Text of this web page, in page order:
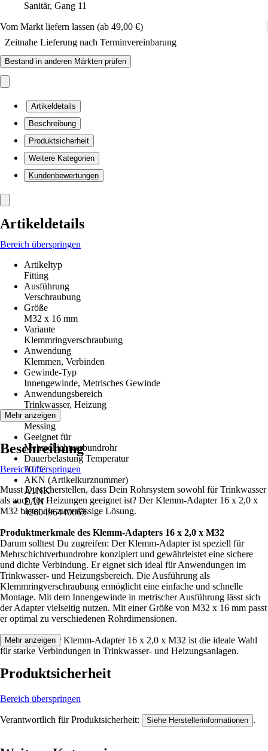
Sanitär, Gang 11
Vom Markt liefern lassen (ab 49,00 €)
Zeitnahe Lieferung nach Terminvereinbarung
Bestand in anderen Märkten prüfen
Artikeldetails
Beschreibung
Produktsicherheit
Weitere Kategorien
Kundenbewertungen
Artikeldetails
Bereich überspringen
Artikeltyp
Fitting
Ausführung
Verschraubung
Größe
M32 x 16 mm
Variante
Klemmringverschraubung
Anwendung
Klemmen, Verbinden
Gewinde-Typ
Innengewinde, Metrisches Gewinde
Anwendungsbereich
Trinkwasser, Heizung
Material
Messing
Geeignet für
Mehrschichtverbundrohr
Dauerbelastung Temperatur
70 °C
AKN (Artikelkurznummer)
A1NK
EAN
4260496440063
Mehr anzeigen
Beschreibung
Bereich überspringen
Musst Du sicherstellen, dass Dein Rohrsystem sowohl für Trinkwasser
als auch für Heizungen geeignet ist? Der Klemm-Adapter 16 x 2,0 x
M32 bietet die zuverlässige Lösung.
Produktmerkmale des Klemm-Adapters 16 x 2,0 x M32
Darum solltest Du zugreifen: Der Klemm-Adapter ist speziell für
Mehrschichtverbundrohre konzipiert und gewährleistet eine sichere
und dichte Verbindung. Er eignet sich ideal für Anwendungen im
Trinkwasser- und Heizungsbereich. Die Ausführung als
Klemmringverschraubung ermöglicht eine einfache und schnelle
Montage. Mit dem Innengewinde in metrischer Ausführung lässt sich
der Adapter vielseitig nutzen. Mit einer Größe von M32 x 16 mm passt
er optimal zu verschiedenen Rohrdimensionen.
Festgezurrt: Der Klemm-Adapter 16 x 2,0 x M32 ist die ideale Wahl
für starke Verbindungen in Trinkwasser- und Heizungsanlagen.
Mehr anzeigen
Produktsicherheit
Bereich überspringen
Verantwortlich für Produktsicherheit: Siehe Herstellerinformationen .